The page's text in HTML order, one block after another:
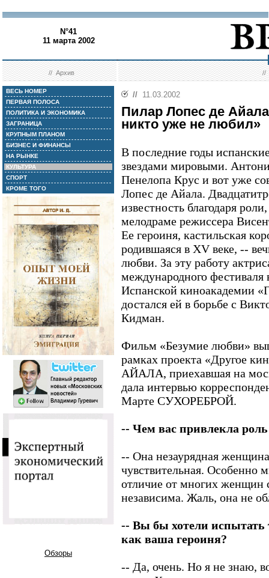
N°41
11 марта 2002
//Архив //
ВЕСЬ НОМЕР
ПЕРВАЯ ПОЛОСА
ПОЛИТИКА И ЭКОНОМИКА
ЗАГРАНИЦА
КРУПНЫМ ПЛАНОМ
БИЗНЕС И ФИНАНСЫ
НА РЫНКЕ
КУЛЬТУРА
СПОРТ
КРОМЕ ТОГО
Обзоры
// 11.03.2002
Пилар Лопес де
никто уже не любил»
В последние годы
звездами мировыми.
Пенелопа Крус и вот уже
Лопес де Айала.
известность благодаря
мелодраме режиссера
Ее героиня, кастильская
родившаяся в XV веке, --
любви. За эту работу
международного фестиваля
Испанской киноакадемии
достался ей в борьбе с
Кидман.
Фильм «Безумие любви»
рамках проекта «Другое
АЙАЛА, приехавшая на
дала интервью
Марте СУХОРЕБРОЙ.
-- Чем вас привлекла
-- Она незаурядная
чувствительная. Особенно
отличие от многих женщин
независима. Жаль, она не
-- Вы бы хотели испытать
как ваша героиня?
-- Да, очень. Но я не знаю,